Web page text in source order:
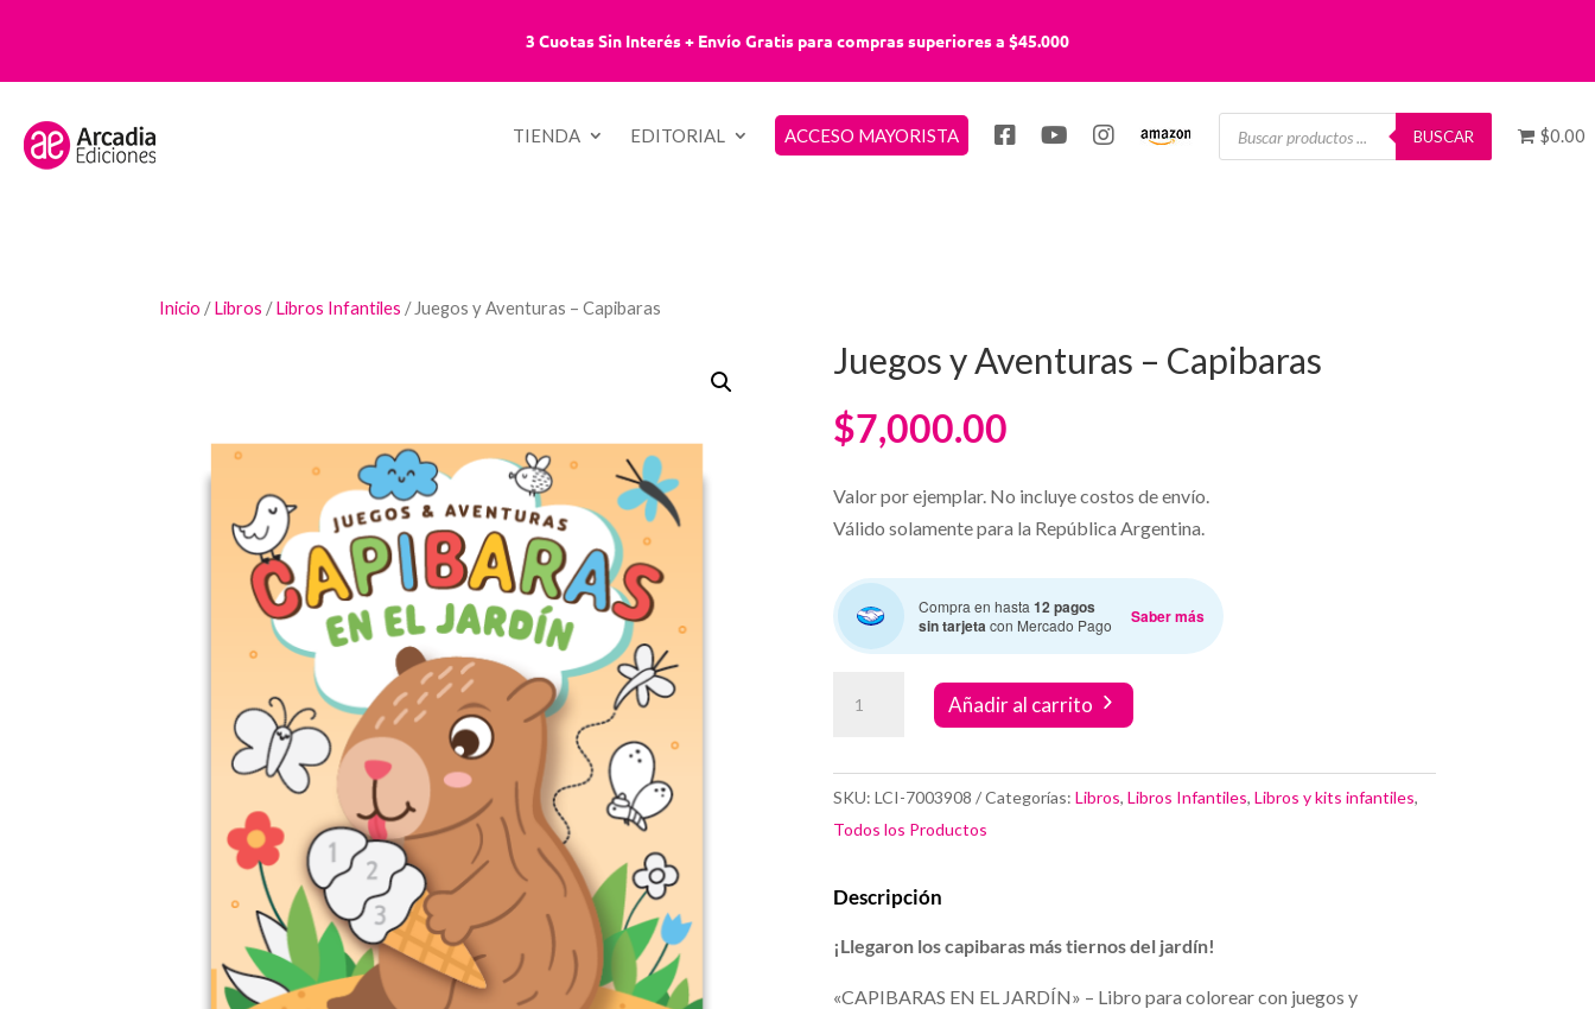
3 Cuotas Sin Interés + Envío Gratis para compras superiores a $45.000
TIENDA EDITORIAL ACCESO MAYORISTA
Búsqueda
productos
BUSCAR $0.00
Inicio /Libros /Libros Infantiles / Juegos y Aventuras – Capibaras
Juegos y Aventuras – Capibaras
$7,000.00
Valor por ejemplar. No incluye costos de envío.
Válido solamente para la República Argentina.
Compra en hasta12 pagos
sin tarjetacon Mercado Pago Saber más
Añadir al carrito
SKU: LCI-7003908 Categorías: Libros, Libros Infantiles, Libros y kits infantiles,
Todos los Productos
Descripción
¡Llegaron los capibaras más tiernos del jardín!
«CAPIBARAS EN EL JARDÍN» – Libro para colorear con juegos y